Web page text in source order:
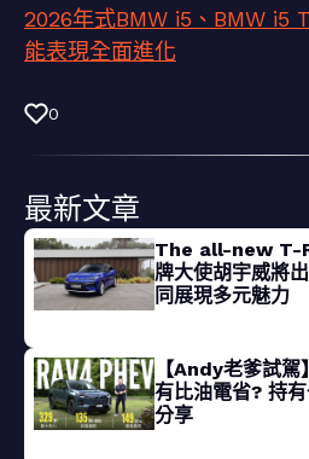
2026年式BMW i5、BMW i5
能表現全面進化
0
最新文章
The all-new T-
牌大使胡宇威將
同展現多元魅力
【Andy老爹試
有比油電省? 持
分享